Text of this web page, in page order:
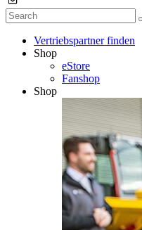
Vertriebspartner finden
Shop
eStore
Fanshop
Shop